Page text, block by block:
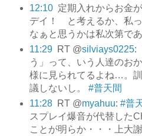
12:10 定期入れからお金
デイ！ と考えるか、私
なぁと思うかは私次第であ
11:29
RT @silviays0225:
う」って、いう人達のお
様に見られてるよね…。
議しないし。 #普天間
11:28
RT @myahuu: #普
スプレイ爆音が代替した
ことが明らか・・・上大